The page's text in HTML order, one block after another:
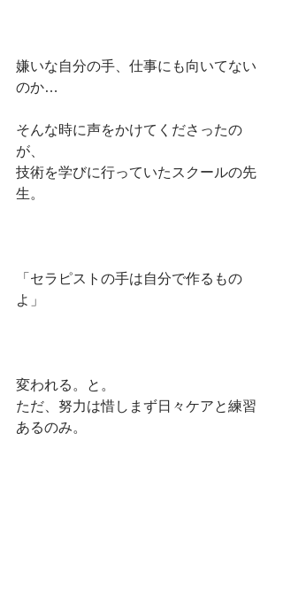
嫌いな自分の手、仕事にも向いてない
のか…
そんな時に声をかけてくださったの
が、
技術を学びに行っていたスクールの先
生。
「セラピストの手は自分で作るもの
よ」
変われる。と。
ただ、努力は惜しまず日々ケアと練習
あるのみ。